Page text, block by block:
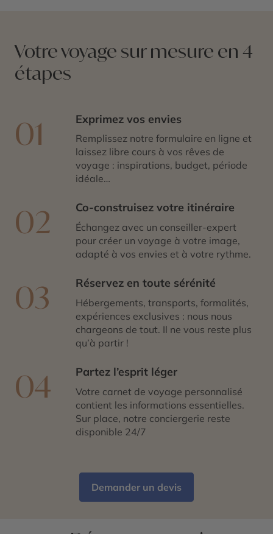
Votre voyage sur mesure en 4
étapes
01 Exprimez vos envies
Remplissez notre formulaire en ligne et
laissez libre cours à vos rêves de
voyage : inspirations, budget, période
idéale…
02 Co-construisez votre itinéraire
Échangez avec un conseiller-expert
pour créer un voyage à votre image,
adapté à vos envies et à votre rythme.
03 Réservez en toute sérénité
Hébergements, transports, formalités,
expériences exclusives : nous nous
chargeons de tout. Il ne vous reste plus
qu’à partir !
04 Partez l’esprit léger
Votre carnet de voyage personnalisé
contient les informations essentielles.
Sur place, notre conciergerie reste
disponible 24/7
Demander un devis